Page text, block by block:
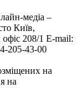
медіа –
Київ,
208/1 E-mail:
205-43-00
на
на